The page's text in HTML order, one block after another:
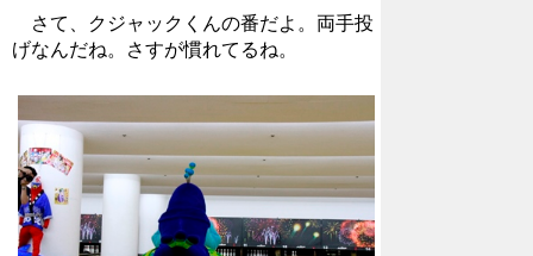
さて、クジャックくんの番だよ。両手投
げなんだね。さすが慣れてるね。